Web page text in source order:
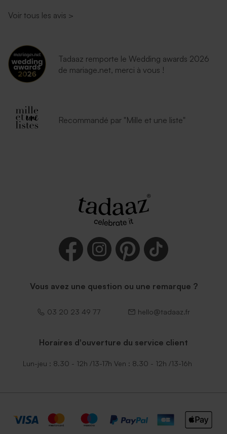
Voir tous les avis >
Tadaaz remporte le Wedding awards 2026
de mariage.net, merci à vous !
Recommandé par "Mille et une liste"
Vous avez une question ou une remarque ?
03 20 23 49 77 hello@tadaaz.fr
Horaires d'ouverture du service client
Lun-jeu : 8.30 - 12h /13-17h Ven : 8.30 - 12h /13-16h